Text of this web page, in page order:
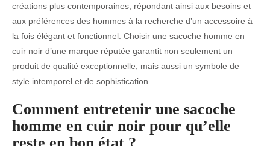
créations plus contemporaines, répondant ainsi aux besoins et
aux préférences des hommes à la recherche d’un accessoire à
la fois élégant et fonctionnel. Choisir une sacoche homme en
cuir noir d’une marque réputée garantit non seulement un
produit de qualité exceptionnelle, mais aussi un symbole de
style intemporel et de sophistication.
Comment entretenir une sacoche
homme en cuir noir pour qu’elle
reste en bon état ?